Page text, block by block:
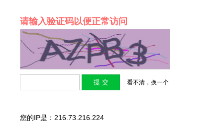
请输入验证码以便正常访问
看不清，换一个
您的IP是：216.73.216.224